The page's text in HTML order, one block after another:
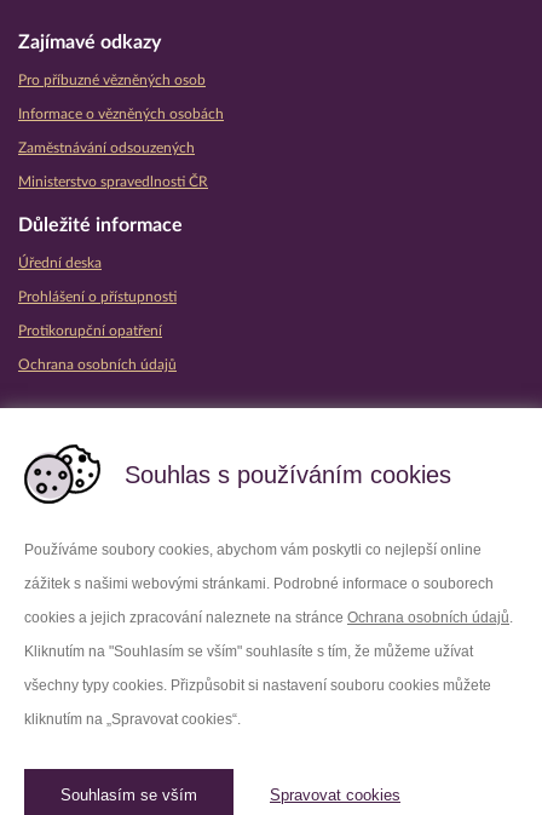
Souhlas s používáním cookies
Používáme soubory cookies, abychom vám poskytli co nejlepší online
zážitek s našimi webovými stránkami. Podrobné informace o souborech
cookies a jejich zpracování naleznete na stránce Ochrana osobních údajů.
Kliknutím na "Souhlasím se vším" souhlasíte s tím, že můžeme užívat
všechny typy cookies. Přizpůsobit si nastavení souboru cookies můžete
kliknutím na „Spravovat cookies“.
Souhlasím se vším Spravovat cookies
Zajímavé odkazy
Pro příbuzné vězněných osob
Informace o vězněných osobách
Zaměstnávání odsouzených
Ministerstvo spravedlnosti ČR
Důležité informace
Úřední deska
Prohlášení o přístupnosti
Protikorupční opatření
Ochrana osobních údajů
Facebook Youtube
LinkedIn